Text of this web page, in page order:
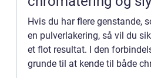
Hvis du har flere genstande,
en pulverlakering, så vil du
et flot resultat. I den
grunde til at kende til både